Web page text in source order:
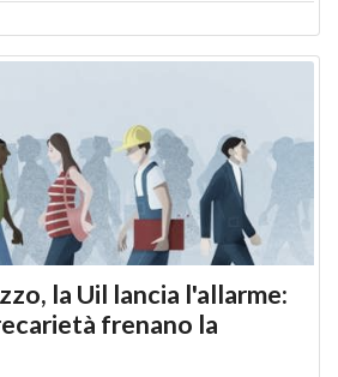
la Uil lancia l'allarme:
frenano la